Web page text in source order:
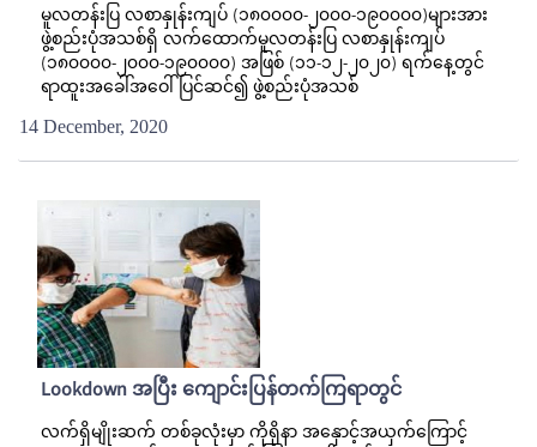
မူလတန်းပြ လစာနှုန်းကျပ် (၁၈၀၀၀၀-၂၀၀၀-၁၉၀၀၀၀)များအား
ဖွဲ့စည်းပုံအသစ်ရှိ လက်ထောက်မူလတန်းပြ လစာနှုန်းကျပ်
(၁၈၀၀၀၀-၂၀၀၀-၁၉၀၀၀၀) အဖြစ် (၁၁-၁၂-၂၀၂၀) ရက်နေ့တွင်
ရာထူးအခေါ်အဝေါ် ပြင်ဆင်၍ ဖွဲ့စည်းပုံအသစ်
14 December, 2020
Lookdown အပြီး ကျောင်းပြန်တက်ကြရာတွင်
လက်ရှိမျိုးဆက် တစ်ခုလုံးမှာ ကိုရိုနာ အနှောင့်အယှက်ကြောင့်